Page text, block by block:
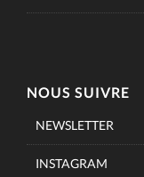
NOUS SUIVRE
NEWSLETTER
INSTAGRAM